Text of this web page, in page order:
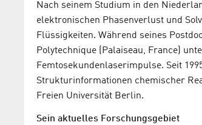
Nach seinem Studium in den
elektronischen Phasenverlust und
Flüssigkeiten. Während seines
Polytechnique (Palaiseau, France)
Femtosekundenlaserimpulse. Seit
Strukturinformationen chemischer
Freien Universität Berlin.
Sein aktuelles Forschungsgebiet
Erster Einblick